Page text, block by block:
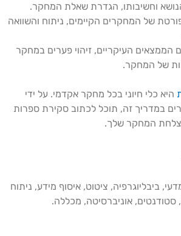
וחשיבותו, הגדרת שאלת המחקר.
של המחקרים הקיימים, ניתוח והשוואה
הממצאים העיקריים, זיהוי פערים במחקר
של המחקר.
היא כלי חיוני בכל מחקר אקדמי. על ידי
במדריך זה, תוכל לכתוב סקירת ספרות
המחקר שלך.
ביבליוגרפיה, ציטוט, איסוף מידע, ניתוח
אוניברסיטה, מכללה.